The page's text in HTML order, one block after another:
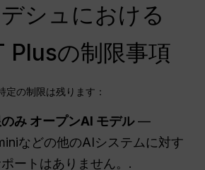
シュにおける
Plusの制限事項
定の制限は残ります：
み オープンAI モデル—
などの他のAIシステムに対す
ートはありません。.